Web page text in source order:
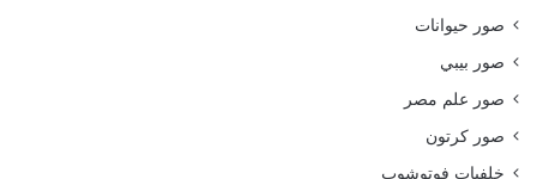
صور حيوانات
صور بيبي
صور علم مصر
صور كرتون
خلفيات فوتوشوب